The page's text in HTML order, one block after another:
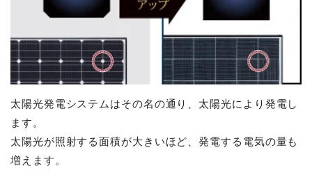
太陽光発電システムはその名の通り、太陽光により発電し
ます。
太陽光が照射する面積が大きいほど、発電する電気の量も
増えます。